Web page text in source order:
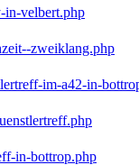
in-velbert.php
zweiklang.php
im-a42-in-
in-bottrop.php